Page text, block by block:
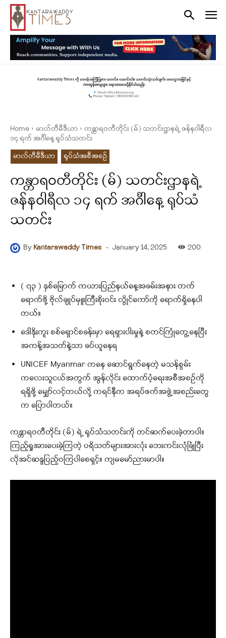
Home မာလ်တီမီဒီယာ
ကန္တာရဝတီတိုင်း (မ်) သတင်းဌာနရဲ့ ဇန်နဝါရီလ
၁၄ ရက် အင်္ဂါနေ့ ရုပ်သံသတင်း
မာလ်တီမီဒီယာ
ရုပ်သံအစီအစဉ်
ကန္တာရဝတီတိုင်း (မ်) သတင်းဌာနရဲ့
ဇန်နဝါရီလ ၁၄ ရက် အင်္ဂါနေ့ ရုပ်သံ
သတင်း
By Kantarawaddy Times - January 14, 2025 200
( ၇၃ ) နှစ်မြောက် ကယားပြည်နယ်နေ့အခမ်းအနား တက်
ရောက်ဖို့ ဗိုလ်ချုပ်မှူးကြီးစိုးဝင်း လွိုင်ကော်ကို ရောက်ရှိနေပါ
တယ်။
ဒေါနိုးကူး စစ်ရှောင်စခန်းမှာ ရေရှားပါးမှုနဲ့ စတင်ကြုံတွေ့နေပြီး
အကန့်အသတ်နဲ့သာ ခပ်ယူနေရ
UNICEF Myanmar ကနေ ဆောင်ရွက်နေတဲ့ မသန်စွမ်း
ကလေးသူငယ်အတွက် အွန်လိုင်း ထောက်ပံ့ရေးအစီအစဥ်ကို
ရရှိဖို့‌ မျှော်လင့်တယ်လို့ ကရင်နီက အရပ်ဖက်အဖွဲ့အစည်းတွေ
က ပြောပါတယ်။
ကန္တာရဝတီတိုင်း (မ်) ရဲ့ ရုပ်သံသတင်းကို တင်ဆက်ပေးခဲ့တာပါ။
ကြည့်ရှုအားပေးခဲ့ကြတဲ့ ပရိသတ်များအားလုံး ဘေးကင်းလုံခြုံပြီး
လိုအင်ဆန္ဒပြည့်ဝကြပါစေရှင့်။ ကျမမော်ညားမာပါ။